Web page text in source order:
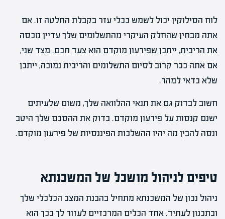
לוח הסילוקין יכול לשמש ככלי עזר בקבלת החלטה זו. אם
אתה מבחין שהחלק העיקרי מהתשלומים שלך עדיין מכסה
את הריבית, ייתכן שפירעון מוקדם הוא צעד חכם. מצד שני,
אם אתה כבר קרוב לסיום התשלומים והריבית נמוכה, ייתכן
שלא כדאי למהר.
חשוב לבדוק גם את תנאי ההלוואה שלך, משום שלעיתים
ישנם קנסות על פירעון מוקדם. בדוק את ההסכם שלך היטב
ונסה להבין מה יהיו ההשלכות הפיננסיות של פירעון מוקדם.
טיפים לניהול מושכל של המשכנתא
ניהול נכון של המשכנתא מתחיל בהבנת המצב הכלכלי שלך
ובתכנון לעתיד. אחד הכלים המרכזיים לעזור לך בכך הוא